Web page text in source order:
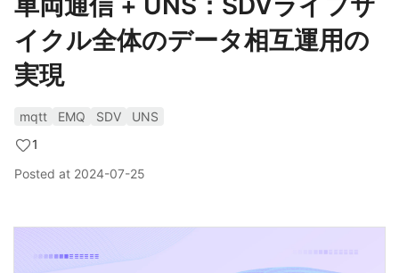
イクル全体のデータ相互運用の
実現
mqtt EMQ SDV
UNS
1
Posted at 2024-07-25